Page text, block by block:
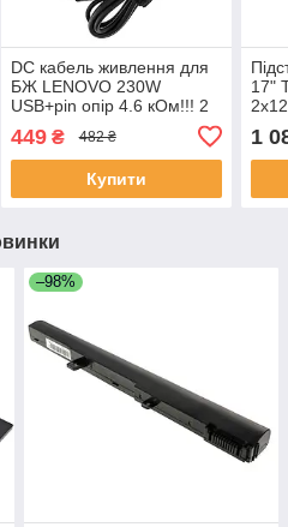
DC кабель живлення для
БЖ LENOVO 230W
USB+pin опір 4.6 кОм!!! 2
Образний вхід в БП 2
феритові кільця
449₴ 482 ₴
Купити
17"
1
–98%